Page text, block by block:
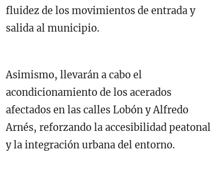
fluidez de los movimientos de entrada y
salida al municipio.
Asimismo, llevarán a cabo el
acondicionamiento de los acerados
afectados en las calles Lobón y Alfredo
Arnés, reforzando la accesibilidad peatonal
y la integración urbana del entorno.